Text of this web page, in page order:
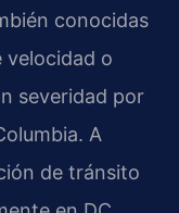
conocidas
velocidad o
severidad por
A
de tránsito